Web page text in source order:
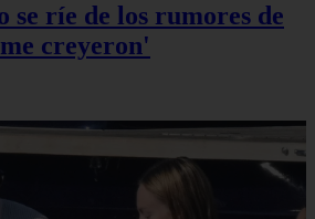
ríe de los rumores de
creyeron'